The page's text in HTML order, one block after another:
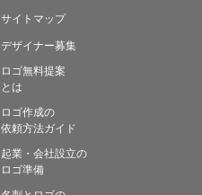
サイトマップ
デザイナー募集
ロゴ無料提案
とは
ロゴ作成の
依頼方法ガイド
起業・会社設立の
ロゴ準備